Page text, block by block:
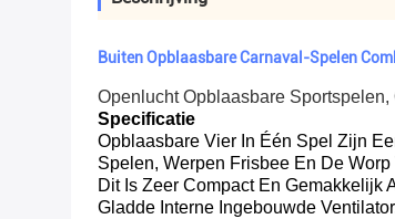
Buiten Opblaasbare Carnaval-Spelen
Openlucht Opblaasbare
Specificatie
Opblaasbare Vier In Één Spel Zijn
Spelen, Werpen Frisbee En De
Dit Is Zeer Compact En Gemakkelijk
Gladde Interne Ingebouwde